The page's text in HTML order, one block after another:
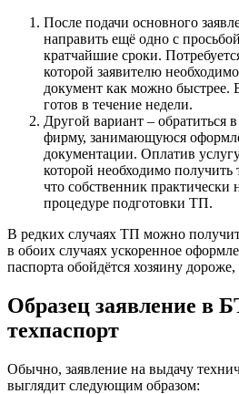
После подачи основного
направить ещё одно с
кратчайшие сроки.
которой заявителю
документ как можно быстрее.
готов в течение недели.
Другой вариант – обратиться
фирму, занимающуюся
документации. Оплатив
которой необходимо
что собственник практически
процедуре подготовки ТП.
В редких случаях ТП можно
в обоих случаях ускоренное
паспорта обойдётся хозяину
Образец заявление в
техпаспорт
Обычно, заявление на выдачу
выглядит следующим образом: